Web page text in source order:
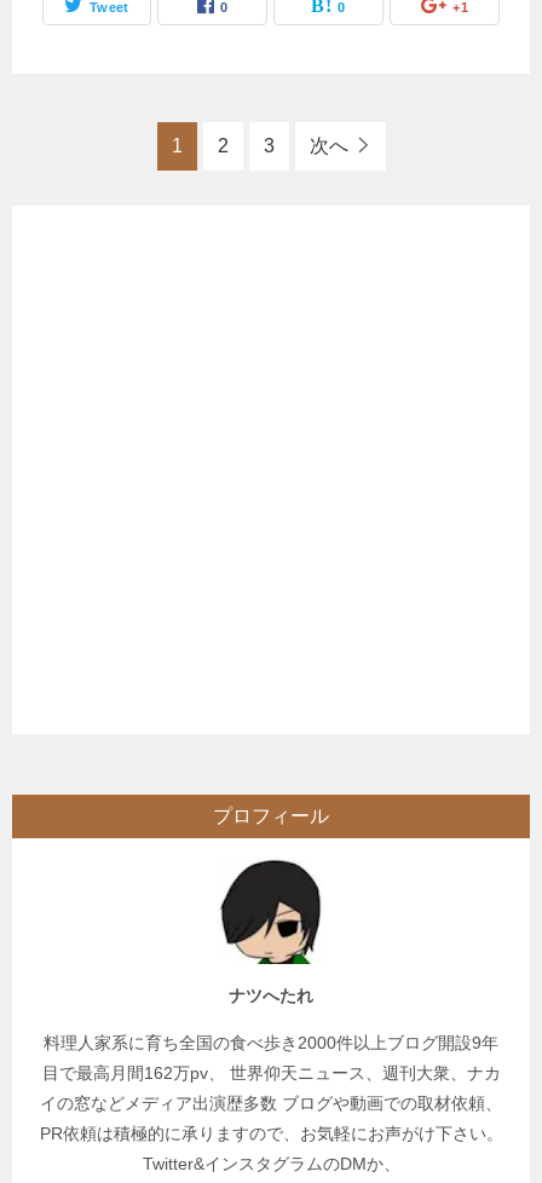
Tweet 0 0 +1
1 2 3 次へ
プロフィール
ナツへたれ
料理人家系に育ち全国の食べ歩き2000件以上ブログ開設9年
目で最高月間162万pv、 世界仰天ニュース、週刊大衆、ナカ
イの窓などメディア出演歴多数 ブログや動画での取材依頼、
PR依頼は積極的に承りますので、お気軽にお声がけ下さい。
Twitter&インスタグラムのDMか、